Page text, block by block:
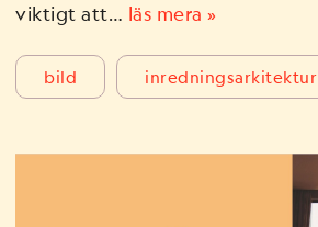
viktigt att… läs mera »
bild inredningsarkitektur